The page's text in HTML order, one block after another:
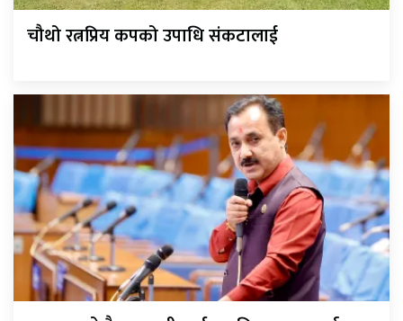
चौथो रत्नप्रिय कपको उपाधि संकटालाई